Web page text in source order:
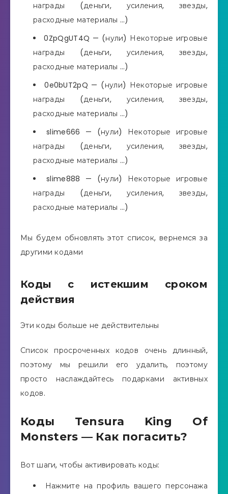
награды (деньги, усиления, звезды,
расходные материалы …)
0ZpQgUT4Q — (нули) Некоторые игровые
награды (деньги, усиления, звезды,
расходные материалы …)
0e0bUT2pQ — (нули) Некоторые игровые
награды (деньги, усиления, звезды,
расходные материалы …)
slime666 — (нули) Некоторые игровые
награды (деньги, усиления, звезды,
расходные материалы …)
slime888 — (нули) Некоторые игровые
награды (деньги, усиления, звезды,
расходные материалы …)
Мы будем обновлять этот список, вернемся за
другими кодами
Коды с истекшим сроком
действия
Эти коды больше не действительны
Список просроченных кодов очень длинный,
поэтому мы решили его удалить, поэтому
просто наслаждайтесь подарками активных
кодов.
Коды Tensura King Of
Monsters — Как погасить?
Вот шаги, чтобы активировать коды:
Нажмите на профиль вашего персонажа